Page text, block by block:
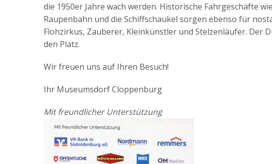
die 1950er Jahre wach werden. Historische Fahrgeschäfte
Raupenbahn und die Schiffschaukel sorgen ebenso für
Flohzirkus, Zauberer, Kleinkünstler und Stelzenläufer. Der
den Platz.
Wir freuen uns auf Ihren Besuch!
Ihr Museumsdorf Cloppenburg
Mit freundlicher Unterstützung